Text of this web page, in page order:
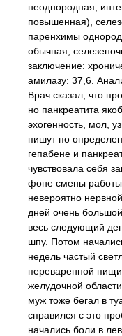
неоднородная,
повышенная),
паренхимы
обычная,
заключение:
амилазу: 37,6.
Врач сказал, что
но панкреатита
эхогенность, мол,
пишут по
гепабене и
чувствовала себя
фоне смены
невероятно
дней очень
весь следующий
шпу. Потом
недель частый
переваренной
желудочной
муж тоже бегал в
справился с это
начались боли в